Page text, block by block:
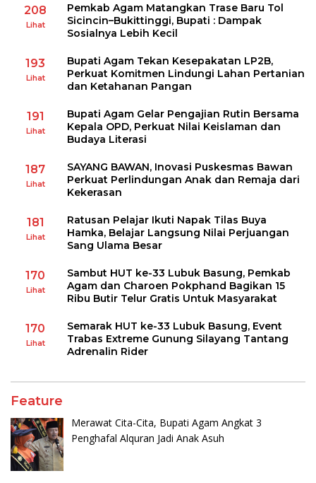
208
Lihat
Pemkab Agam Matangkan Trase Baru Tol
Sicincin–Bukittinggi, Bupati : Dampak
Sosialnya Lebih Kecil
193
Lihat
Bupati Agam Tekan Kesepakatan LP2B,
Perkuat Komitmen Lindungi Lahan Pertanian
dan Ketahanan Pangan
191
Lihat
Bupati Agam Gelar Pengajian Rutin Bersama
Kepala OPD, Perkuat Nilai Keislaman dan
Budaya Literasi
187
Lihat
SAYANG BAWAN, Inovasi Puskesmas Bawan
Perkuat Perlindungan Anak dan Remaja dari
Kekerasan
181
Lihat
Ratusan Pelajar Ikuti Napak Tilas Buya
Hamka, Belajar Langsung Nilai Perjuangan
Sang Ulama Besar
170
Lihat
Sambut HUT ke-33 Lubuk Basung, Pemkab
Agam dan Charoen Pokphand Bagikan 15
Ribu Butir Telur Gratis Untuk Masyarakat
170
Lihat
Semarak HUT ke-33 Lubuk Basung, Event
Trabas Extreme Gunung Silayang Tantang
Adrenalin Rider
Feature
Merawat Cita-Cita, Bupati Agam Angkat 3
Penghafal Alquran Jadi Anak Asuh